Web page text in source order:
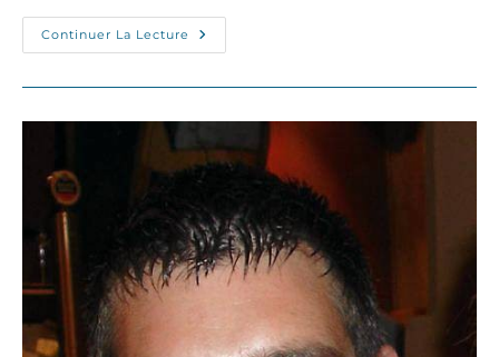
Continuer La Lecture Romain,
Estudiante
Desaparecido